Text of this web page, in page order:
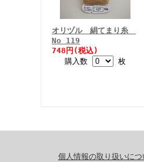
オリヅル 絹てまり糸
No 119
748円(税込)
購入数
枚
個人情報の取り扱いにつ